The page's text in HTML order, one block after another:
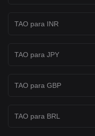
TAO para INR
TAO para JPY
TAO para GBP
TAO para BRL